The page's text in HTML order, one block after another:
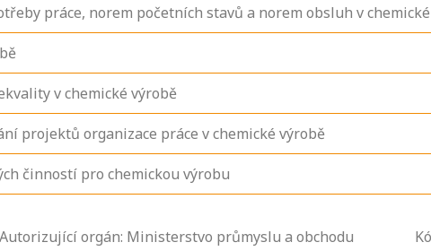
práce, norem početních stavů a norem obsluh v
v chemické výrobě
projektů organizace práce v chemické výrobě
činností pro chemickou výrobu
Autorizující orgán: Ministerstvo průmyslu a obchodu
Zjistěte, jak se